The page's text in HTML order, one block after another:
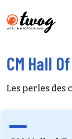
CM Hall
Les perles
PSEUDO*
EMAIL
PSEUDO
Que